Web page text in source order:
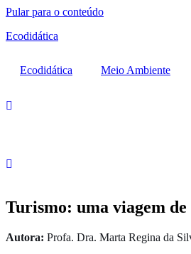
Pular para o conteúdo
Ecodidática
Ecodidática Meio Ambiente
Turismo: uma viagem de
Autora: Profa. Dra. Marta Regina da